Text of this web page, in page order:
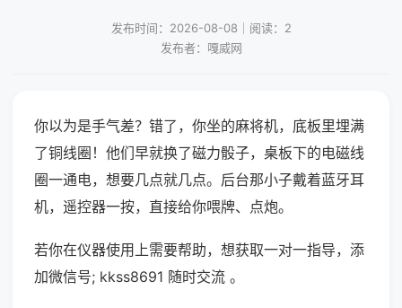
发布时间：2026-08-08｜阅读：2
发布者：嘎威网
你以为是手气差？错了，你坐的麻将机，底板里埋满
了铜线圈！他们早就换了磁力骰子，桌板下的电磁线
圈一通电，想要几点就几点。后台那小子戴着蓝牙耳
机，遥控器一按，直接给你喂牌、点炮。
若你在仪器使用上需要帮助，想获取一对一指导，添
加微信号; kkss8691 随时交流 。